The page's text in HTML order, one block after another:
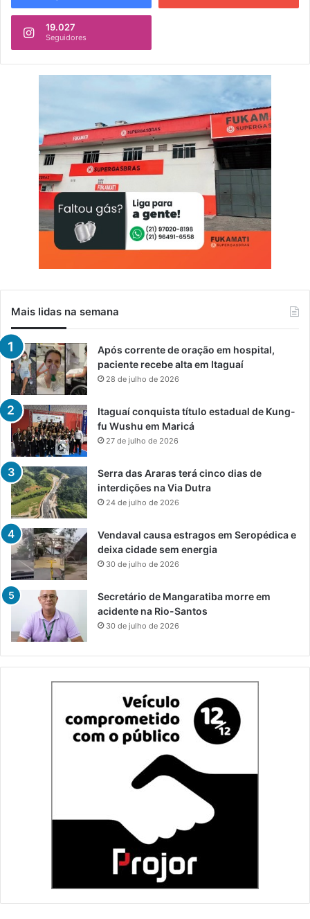
19.027
Seguidores
Mais lidas na semana
Após corrente de oração em hospital,
paciente recebe alta em Itaguaí
28 de julho de 2026
Itaguaí conquista título estadual de Kung-
fu Wushu em Maricá
27 de julho de 2026
Serra das Araras terá cinco dias de
interdições na Via Dutra
24 de julho de 2026
Vendaval causa estragos em Seropédica e
deixa cidade sem energia
30 de julho de 2026
Secretário de Mangaratiba morre em
acidente na Rio-Santos
30 de julho de 2026